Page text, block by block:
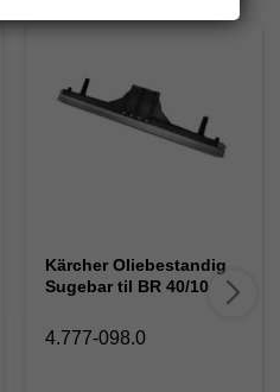
Kärcher Oliebestandig
Sugebar til BR 40/10
4.777-098.0